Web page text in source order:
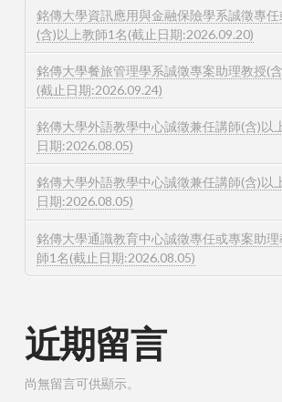
銘傳大學資訊應用與金融保險學系誠徵專
(含)以上教師1名(截止日期:2026.09.20)
銘傳大學餐旅管理學系誠徵專案助理教授(
(截止日期:2026.09.24)
銘傳大學外語教學中心誠徵兼任講師(含)以
日期:2026.08.05)
銘傳大學外語教學中心誠徵兼任講師(含)以
日期:2026.08.05)
銘傳大學通識教育中心誠徵專任或專案助理
師1名(截止日期:2026.08.05)
近期留言
尚無留言可供顯示。